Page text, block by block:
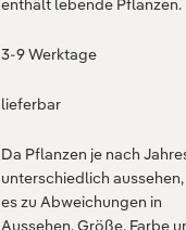
enthält lebende Pflanzen.
3-9 Werktage
lieferbar
Da Pflanzen je nach
unterschiedlich aussehen,
es zu Abweichungen in
Aussehen, Größe, Farbe